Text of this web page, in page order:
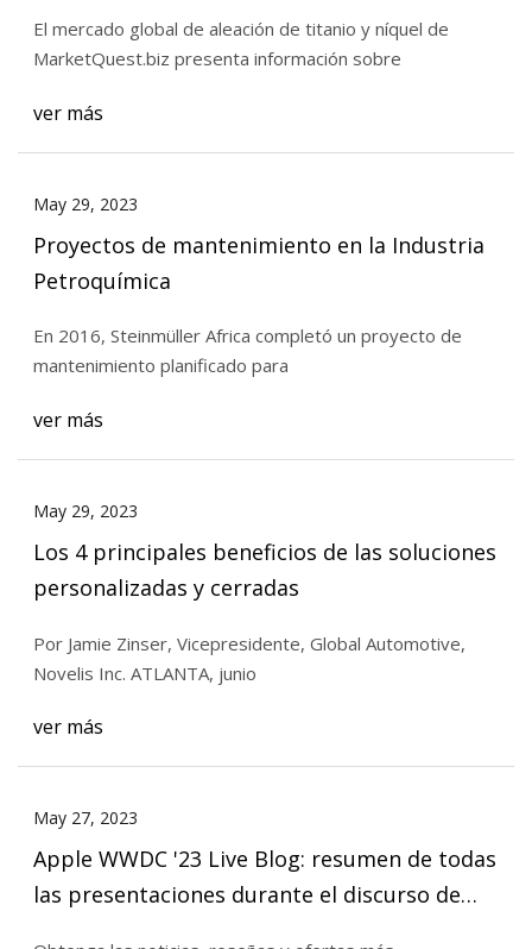
El mercado global de aleación de titanio y níquel de
MarketQuest.biz presenta información sobre
ver más
May 29, 2023
Proyectos de mantenimiento en la Industria
Petroquímica
En 2016, Steinmüller Africa completó un proyecto de
mantenimiento planificado para
ver más
May 29, 2023
Los 4 principales beneficios de las soluciones
personalizadas y cerradas
Por Jamie Zinser, Vicepresidente, Global Automotive,
Novelis Inc. ATLANTA, junio
ver más
May 27, 2023
Apple WWDC '23 Live Blog: resumen de todas
las presentaciones durante el discurso de